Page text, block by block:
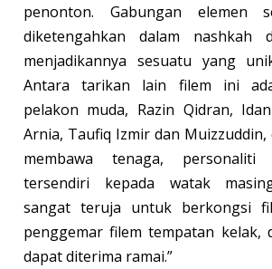
penonton. Gabungan elemen
diketengahkan dalam nashkah
menjadikannya sesuatu yang
Antara tarikan lain filem ini
pelakon muda, Razin Qidran,
Arnia, Taufiq Izmir dan Muizzuddin,
membawa tenaga, personaliti
tersendiri kepada watak
sangat teruja untuk berkongsi
penggemar filem tempatan kelak,
dapat diterima ramai.”